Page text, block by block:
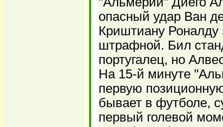
опасный удар Ван
Криштиану Роналду
штрафной. Бил
португалец, но
На 15-й минуте
первую
бывает в футболе,
первый голевой